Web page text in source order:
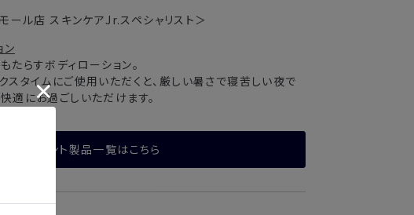
ール店 スキンケアJr.スペシャリスト＞
ン
らすボディローション。
スタイムにご使用いただくと、厳しい暑さで寝苦しい夜で
適にお過ごしいただけます。
アイスミント製品一覧はこちら